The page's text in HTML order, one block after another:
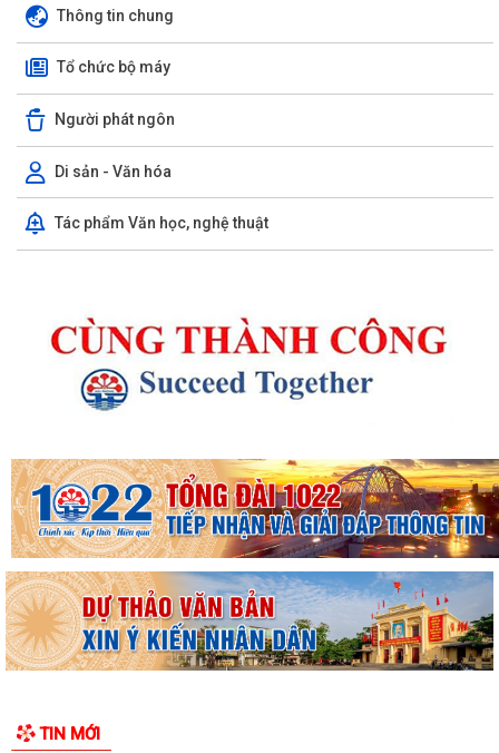
Thông tin chung
Tổ chức bộ máy
Người phát ngôn
Di sản - Văn hóa
Tác phẩm Văn học, nghệ thuật
TIN MỚI